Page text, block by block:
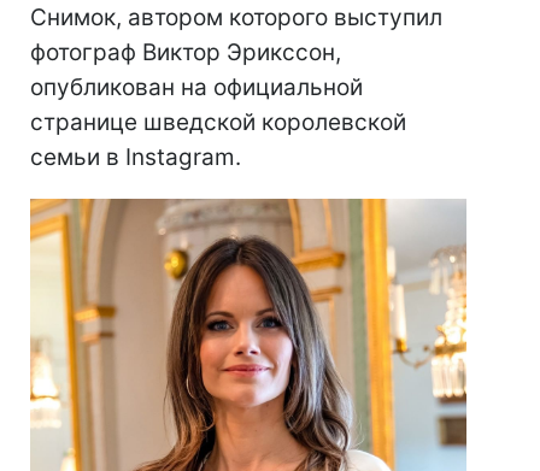
Снимок, автором которого выступил
фотограф Виктор Эрикссон,
опубликован на официальной
странице шведской королевской
семьи в Instagram.